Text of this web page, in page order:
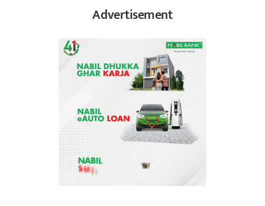
Advertisement